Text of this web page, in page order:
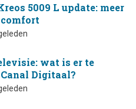
5009 L update: meer
wat is er te
Digitaal?